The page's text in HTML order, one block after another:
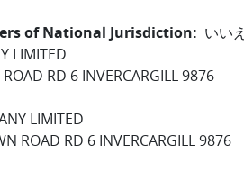
of National Jurisdiction
いいえ
LIMITED
RD 6 INVERCARGILL 9876
LIMITED
ROAD RD 6 INVERCARGILL 9876